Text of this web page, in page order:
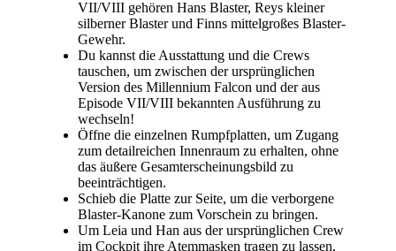
VII/VIII gehören Hans Blaster, Reys kleiner
silberner Blaster und Finns mittelgroßes Blaster-
Gewehr.
Du kannst die Ausstattung und die Crews
tauschen, um zwischen der ursprünglichen
Version des Millennium Falcon und der aus
Episode VII/VIII bekannten Ausführung zu
wechseln!
Öffne die einzelnen Rumpfplatten, um Zugang
zum detailreichen Innenraum zu erhalten, ohne
das äußere Gesamterscheinungsbild zu
beeinträchtigen.
Schieb die Platte zur Seite, um die verborgene
Blaster-Kanone zum Vorschein zu bringen.
Um Leia und Han aus der ursprünglichen Crew
im Cockpit ihre Atemmasken tragen zu lassen,